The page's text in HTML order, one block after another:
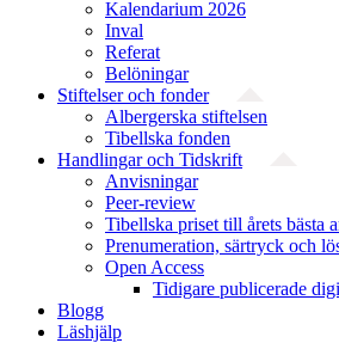
Kalendarium 2026
Inval
Referat
Belöningar
Stiftelser och fonder
Albergerska stiftelsen
Tibellska fonden
Handlingar och Tidskrift
Anvisningar
Peer-review
Tibellska priset till årets bästa
Prenumeration, särtryck och
Open Access
Tidigare publicerade
Blogg
Läshjälp